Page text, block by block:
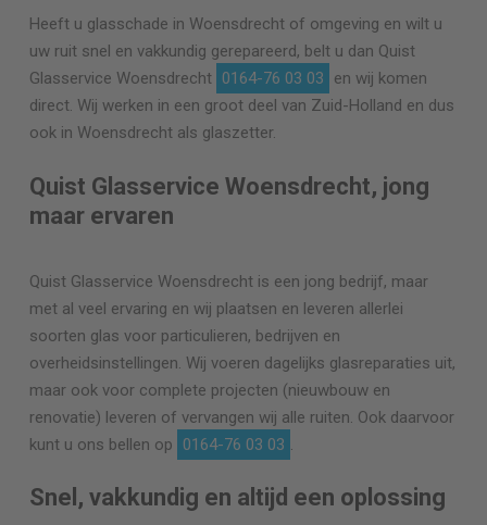
Heeft u glasschade in Woensdrecht of omgeving en wilt u
uw ruit snel en vakkundig gerepareerd, belt u dan Quist
Glasservice Woensdrecht 0164-76 03 03
en wij komen
direct. Wij werken in een groot deel van Zuid-Holland en dus
ook in Woensdrecht als glaszetter.
Quist Glasservice Woensdrecht, jong
maar ervaren
Quist Glasservice Woensdrecht is een jong bedrijf, maar
met al veel ervaring en wij plaatsen en leveren allerlei
soorten glas voor particulieren, bedrijven en
overheidsinstellingen. Wij voeren dagelijks glasreparaties uit,
maar ook voor complete projecten (nieuwbouw en
renovatie) leveren of vervangen wij alle ruiten. Ook daarvoor
kunt u ons bellen op
0164-76 03 03 .
Snel, vakkundig en altijd een oplossing